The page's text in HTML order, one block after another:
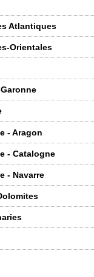
Atlantiques
Orientales
- Aragon
- Catalogne
- Navarre